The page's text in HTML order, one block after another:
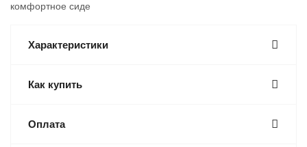
комфортное сиде
Характеристики
Как купить
Оплата